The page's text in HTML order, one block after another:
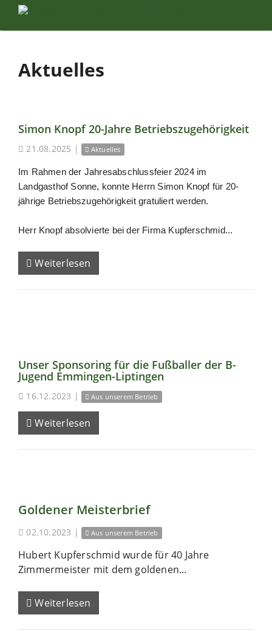
Aktuelles
Simon Knopf 20-Jahre Betriebszugehörigkeit
21.08.2025 | Aktuelles
Im Rahmen der Jahresabschlussfeier 2024 im
Landgasthof Sonne, konnte Herrn Simon Knopf für 20-
jährige Betriebszugehörigkeit gratuliert werden.
Herr Knopf absolvierte bei der Firma Kupferschmid...
Weiterlesen
Unser Sponsoring für die Fußballer der B-
Jugend Emmingen-Liptingen
16.12.2023 | Aus unserem Betrieb
Weiterlesen
Goldener Meisterbrief
02.10.2023 | Aus unserem Betrieb
Hubert Kupferschmid wurde für 40 Jahre
Zimmermeister mit dem goldenen...
Weiterlesen